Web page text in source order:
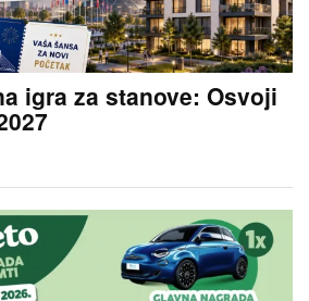
igra za stanove: Osvoji